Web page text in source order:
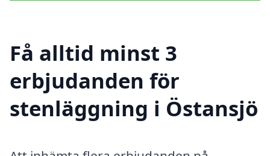
Få alltid minst 3
erbjudanden för
stenläggning i Östansjö